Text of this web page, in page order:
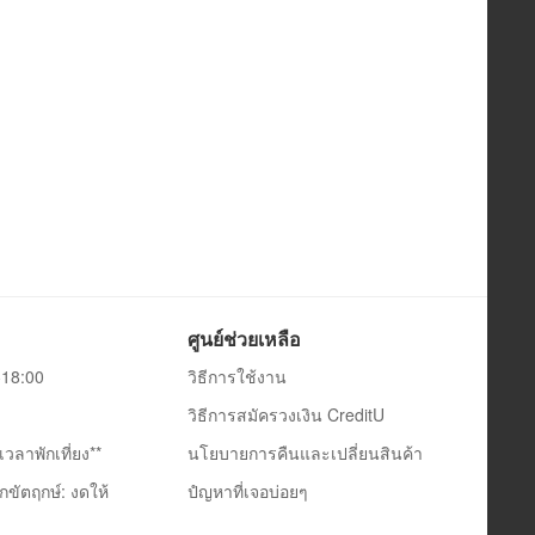
ลาพักเที่ยง**
ขัตฤกษ์: งดให้
ศูนย์ช่วยเหลือ
วิธีการใช้งาน
วิธีการสมัครวงเงิน CreditU
นโยบายการคืนและเปลี่ยนสินค้า
ปํญหาที่เจอบ่อยๆ